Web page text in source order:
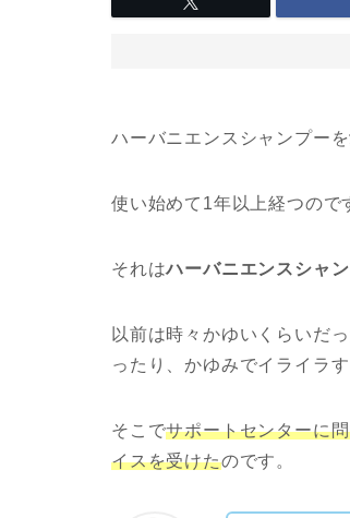
ハーバニエンスシャンプー
使い始めて1年以上経つので
それはハーバニエンスシャ
以前は時々かゆいくらいだ
ったり、かゆみでイライラ
そこでサポートセンターに
イスを受けたのです。